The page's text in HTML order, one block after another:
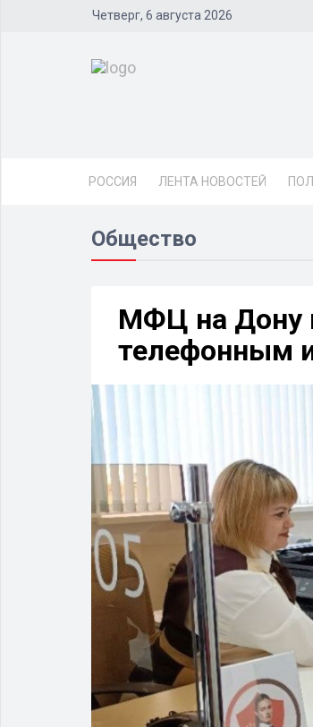
Четверг, 6 августа 2026
РОССИЯ ЛЕНТА НОВОСТЕЙ
Общество
МФЦ на Дону
телефонным